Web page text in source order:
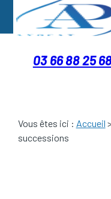
03 66 88 25
Vous êtes ici : Accueil
successions
Panneau de gestion des